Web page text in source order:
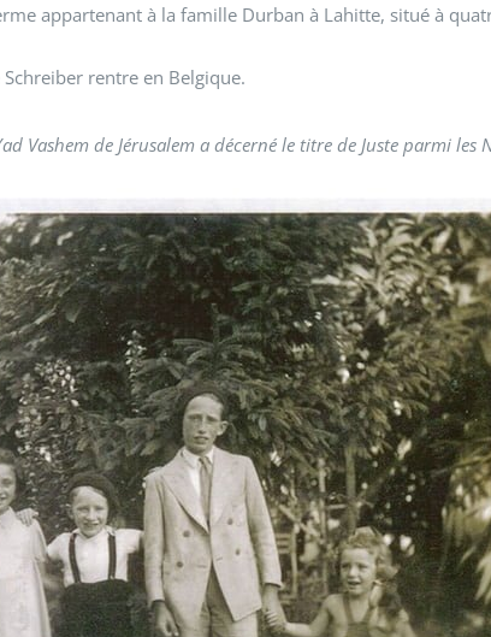
appartenant à la famille Durban à Lahitte, situé à
rentre en Belgique.
Vashem de Jérusalem a décerné le titre de Juste parmi